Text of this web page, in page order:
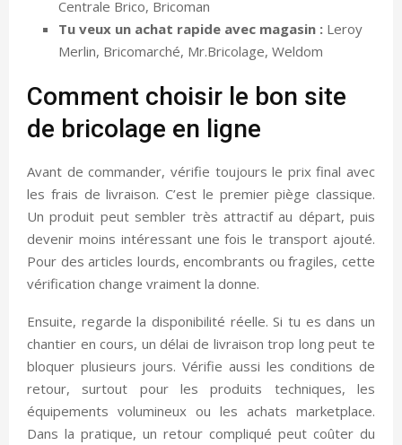
Centrale Brico, Bricoman
Tu veux un achat rapide avec magasin : Leroy
Merlin, Bricomarché, Mr.Bricolage, Weldom
Comment choisir le bon site
de bricolage en ligne
Avant de commander, vérifie toujours le prix final avec
les frais de livraison. C’est le premier piège classique.
Un produit peut sembler très attractif au départ, puis
devenir moins intéressant une fois le transport ajouté.
Pour des articles lourds, encombrants ou fragiles, cette
vérification change vraiment la donne.
Ensuite, regarde la disponibilité réelle. Si tu es dans un
chantier en cours, un délai de livraison trop long peut te
bloquer plusieurs jours. Vérifie aussi les conditions de
retour, surtout pour les produits techniques, les
équipements volumineux ou les achats marketplace.
Dans la pratique, un retour compliqué peut coûter du